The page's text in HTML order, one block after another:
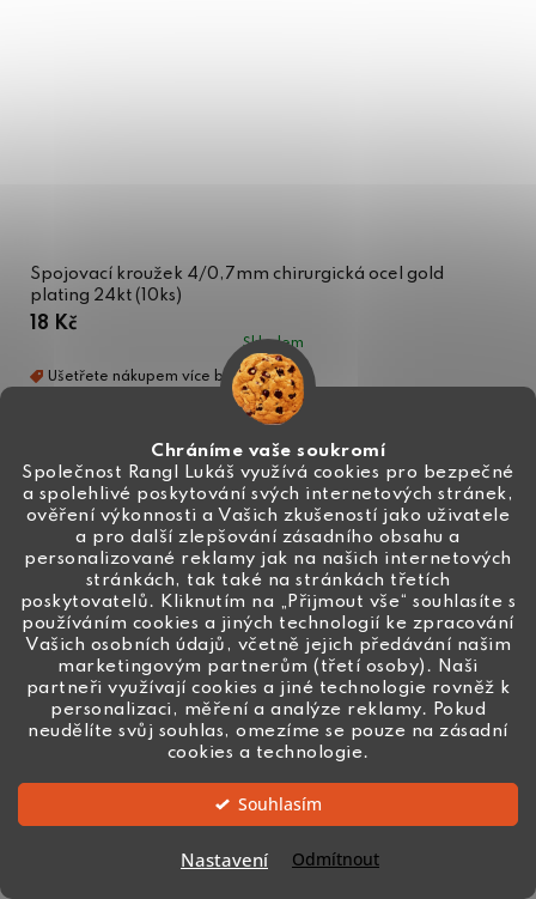
Chráníme vaše soukromí
Společnost Rangl Lukáš využívá cookies pro bezpečné
a spolehlivé poskytování svých internetových stránek,
ověření výkonnosti a Vašich zkušeností jako uživatele
a pro další zlepšování zásadního obsahu a
personalizované reklamy jak na našich internetových
stránkách, tak také na stránkách třetích
poskytovatelů. Kliknutím na „Přijmout vše“ souhlasíte s
používáním cookies a jiných technologií ke zpracování
Vašich osobních údajů, včetně jejich předávání našim
marketingovým partnerům (třetí osoby). Naši
partneři využívají cookies a jiné technologie rovněž k
personalizaci, měření a analýze reklamy. Pokud
neudělíte svůj souhlas, omezíme se pouze na zásadní
cookies a technologie.
Souhlasím
Nastavení Odmítnout
Spojovací kroužek 4/0,7mm chirurgická ocel gold
plating 24kt (10ks)
18 Kč
Skladem